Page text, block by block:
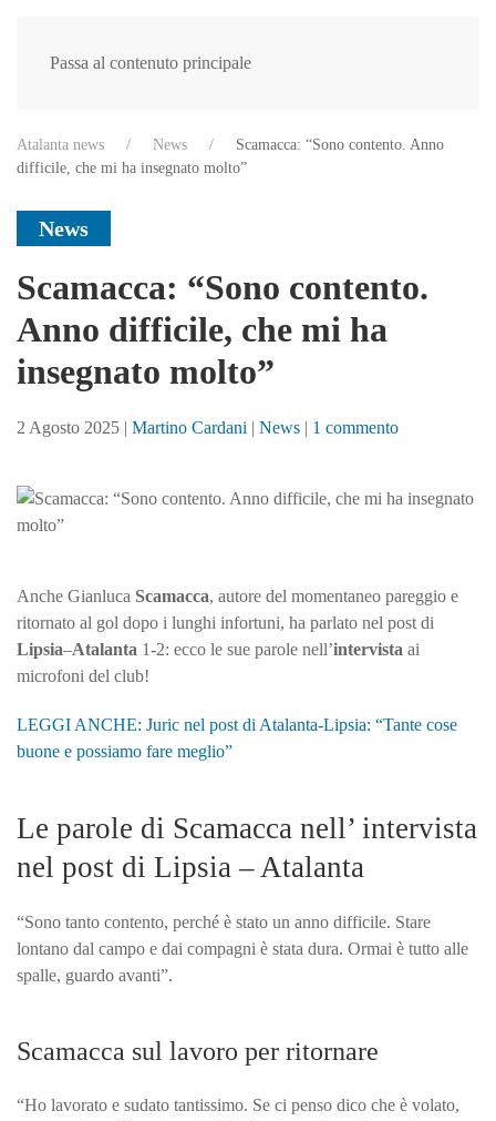
Passa al contenuto principale
Atalanta news News
Scamacca: “Sono contento. Anno
difficile, che mi ha insegnato molto”
News
Scamacca: “Sono contento.
Anno difficile, che mi ha
insegnato molto”
2 Agosto 2025 | Martino Cardani | News | 1 commentosu
contento.
Anche Gianluca Scamacca, autore del momentaneo pareggio e
ritornato al gol dopo i lunghi infortuni, ha parlato nel post di
Lipsia–Atalanta 1-2: ecco le sue parole nell’intervista ai
microfoni del club!
LEGGI ANCHE: Juric nel post di Atalanta-Lipsia: “Tante cose
buone e possiamo fare meglio”
Le parole di Scamacca nell’ intervista
nel post di Lipsia – Atalanta
“Sono tanto contento, perché è stato un anno difficile. Stare
lontano dal campo e dai compagni è stata dura. Ormai è tutto alle
spalle, guardo avanti”.
Scamacca sul lavoro per ritornare
“Ho lavorato e sudato tantissimo. Se ci penso dico che è volato,